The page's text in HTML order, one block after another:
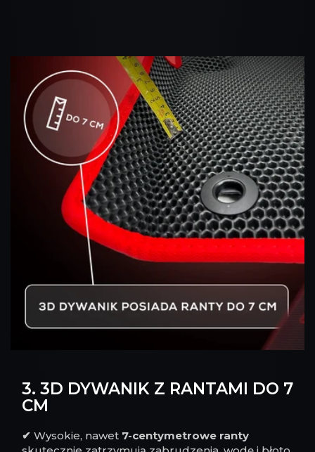
3. 3D DYWANIK Z RANTAMI DO 7
CM
✔ Wysokie, nawet 7-centymetrowe ranty